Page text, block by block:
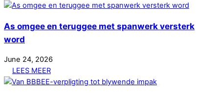
As omgee en teruggee met spanwerk versterk
word
June 24, 2026
LEES MEER